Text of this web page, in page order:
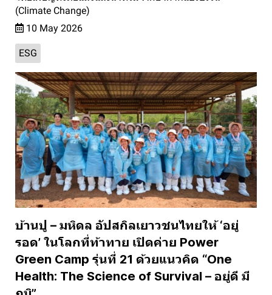
(Climate Change)
10 May 2026
ESG
บ้านปู – มหิดล อัปสกิลเยาวชนไทยให้ ‘อยู่
รอด’ ในโลกที่ท้าทาย เปิดค่าย Power
Green Camp รุ่นที่ 21 ด้วยแนวคิด “One
Health: The Science of Survival – อยู่ดี มี